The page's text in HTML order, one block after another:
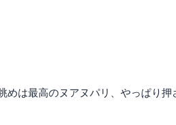
は最高のヌアヌパリ、やっぱり